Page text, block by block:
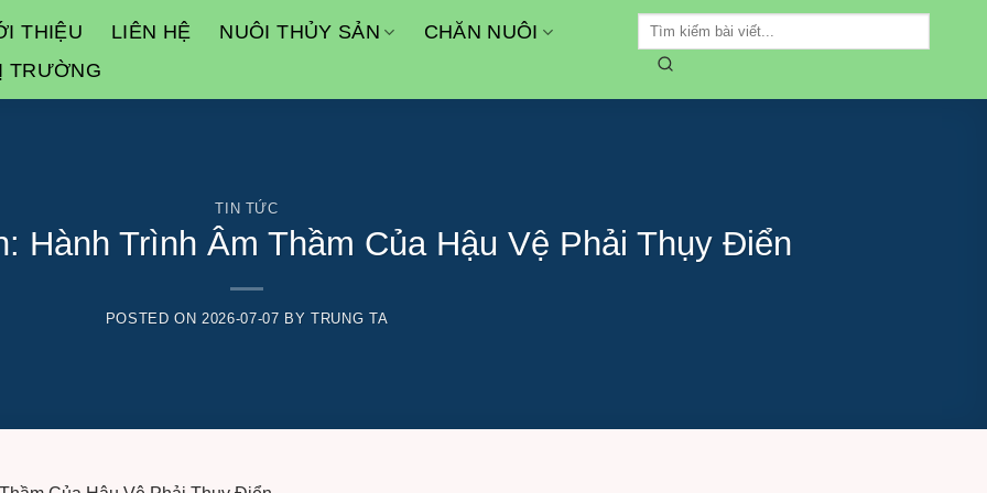
THIỆU LIÊN HỆ NUÔI THỦY SẢN
CHĂN NUÔI
TRƯỜNG
TIN TỨC
Hành Trình Âm Thầm Của Hậu Vệ Phải Thụy Điển
POSTED ON2026-07-07 BYTRUNG TA